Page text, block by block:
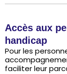
Accès aux
handicap​
Pour les
faciliter leur